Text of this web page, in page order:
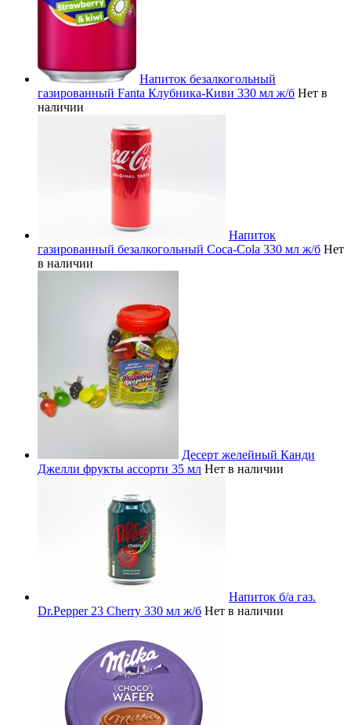
Напиток безалкогольный
газированный Fanta Клубника-Киви 330 мл ж/б Нет в
наличии
Напиток
газированный безалкогольный Coca-Cola 330 мл ж/б Нет
в наличии
Десерт желейный Канди
Джелли фрукты ассорти 35 мл Нет в наличии
Напиток б/а газ.
Dr.Pepper 23 Cherry 330 мл ж/б Нет в наличии